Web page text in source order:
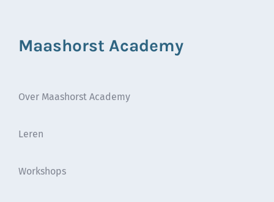
Maashorst Academy
Over Maashorst Academy
Leren
Workshops